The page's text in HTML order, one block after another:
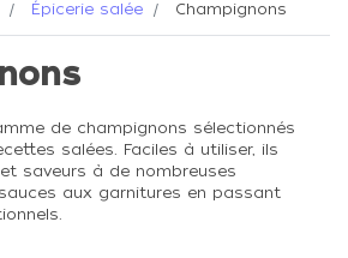
Épicerie salée Champignons
de champignons sélectionnés
salées. Faciles à utiliser, ils
saveurs à de nombreuses
aux garnitures en passant